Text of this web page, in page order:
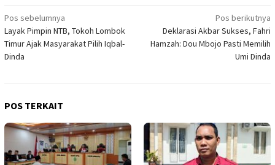
Navigasi
pos
Pos sebelumnya
Layak Pimpin NTB, Tokoh Lombok
Timur Ajak Masyarakat Pilih Iqbal-
Dinda
Pos berikutnya
Deklarasi Akbar Sukses, Fahri
Hamzah: Dou Mbojo Pasti Memilih
Umi Dinda
POS TERKAIT